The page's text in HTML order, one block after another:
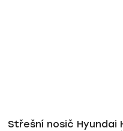
Střešní nosič Hyundai